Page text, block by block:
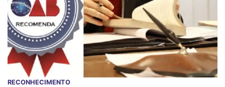
RECONHECIMENTO